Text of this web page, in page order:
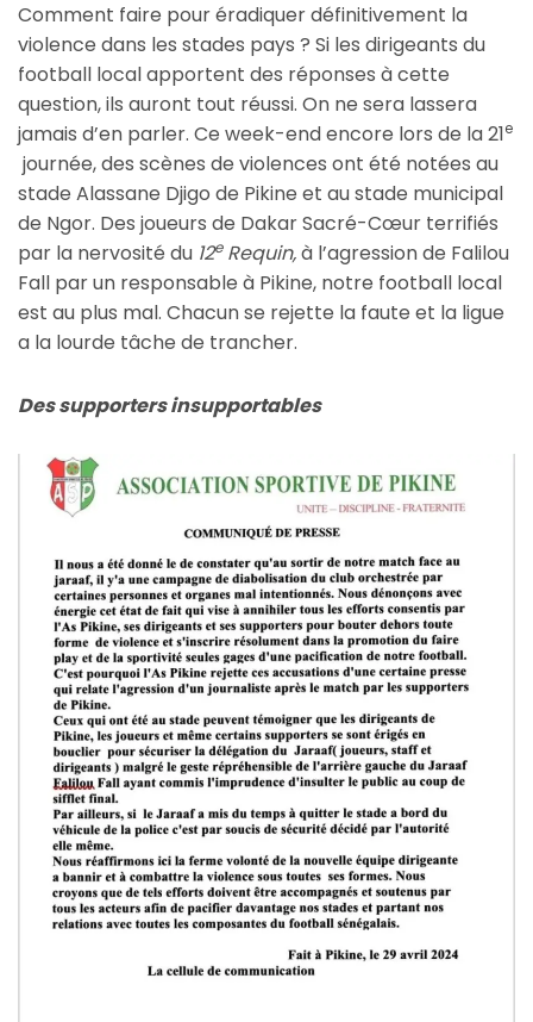
Comment faire pour éradiquer définitivement la
violence dans les stades pays ? Si les dirigeants du
football local apportent des réponses à cette
question, ils auront tout réussi. On ne sera lassera
jamais d’en parler. Ce week-end encore lors de la 21e
journée, des scènes de violences ont été notées au
stade Alassane Djigo de Pikine et au stade municipal
de Ngor. Des joueurs de Dakar Sacré-Cœur terrifiés
par la nervosité du 12eRequin,à l’agression de Falilou
Fall par un responsable à Pikine, notre football local
est au plus mal. Chacun se rejette la faute et la ligue
a la lourde tâche de trancher.
Des supporters insupportables